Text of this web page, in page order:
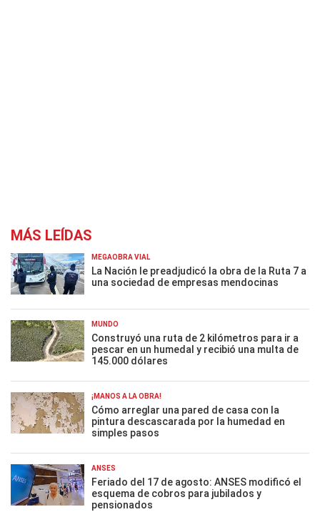
MÁS LEÍDAS
MEGAOBRA VIAL
La Nación le preadjudicó la obra de la Ruta 7 a
una sociedad de empresas mendocinas
MUNDO
Construyó una ruta de 2 kilómetros para ir a
pescar en un humedal y recibió una multa de
145.000 dólares
¡MANOS A LA OBRA!
Cómo arreglar una pared de casa con la
pintura descascarada por la humedad en
simples pasos
ANSES
Feriado del 17 de agosto: ANSES modificó el
esquema de cobros para jubilados y
pensionados